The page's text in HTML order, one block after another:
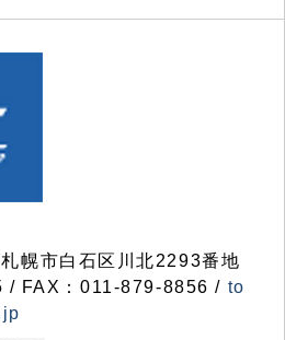
幌市白石区川北2293番地
/ FAX：011-879-8856 / to